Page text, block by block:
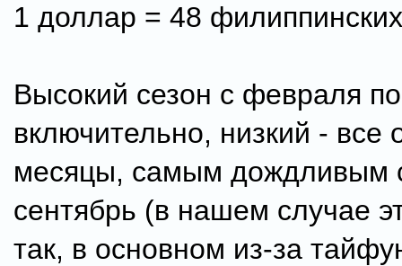
1 доллар = 48
Высокий сезон с февраля
включительно, низкий - все
месяцы, самым дождливым
сентябрь (в нашем случае
так, в основном из-за